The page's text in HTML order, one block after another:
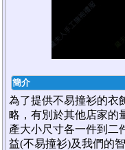
簡介
為了提供不易撞衫的衣
略，有別於其他店家的
產大小尺寸各一件到二
益(不易撞衫)及我們的